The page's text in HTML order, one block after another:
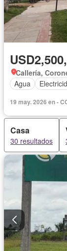
Callería,
Agua
19 may. 2026 en -
Casa
30 resultados